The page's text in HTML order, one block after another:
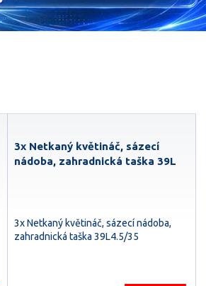
3x Netkaný květináč, sázecí
nádoba, zahradnická taška 39L
3x Netkaný květináč, sázecí nádoba,
zahradnická taška 39L4.5/35